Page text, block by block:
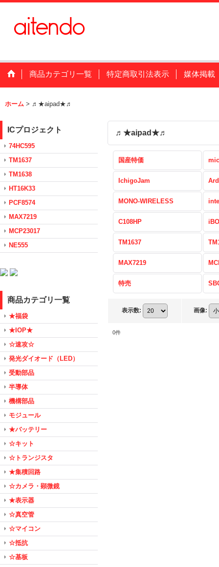
商品カテゴリ一覧 特定商取引法表示 媒体掲載
ホーム > ♬★aipad★♬
ICプロジェクト
74HC595
TM1637
TM1638
HT16K33
PCF8574
MAX7219
MCP23017
NE555
商品カテゴリ一覧
★福袋
★IOP★
☆速攻☆
発光ダイオード（LED）
受動部品
半導体
機構部品
モジュール
★バッテリー
☆キット
☆トランジスタ
★集積回路
☆カメラ・顕微鏡
★表示器
☆真空管
☆マイコン
☆抵抗
☆基板
♬★aipad★♬
国産特価
IchigoJam
MONO-WIRELESS
C108HP
TM1637
MAX7219
特売
表示数: 画像:
0件